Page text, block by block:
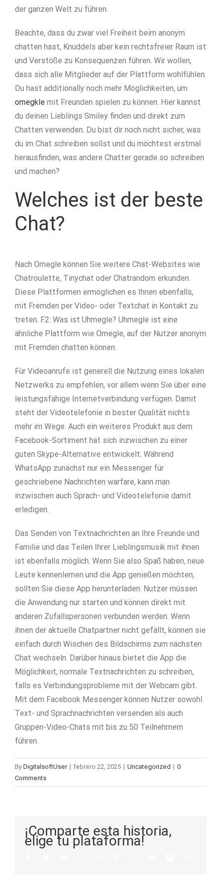
der ganzen Welt zu führen.
Beachte, dass du zwar viel Freiheit beim anonym
chatten hast, Knuddels aber kein rechtsfreier Raum ist
und Verstöße zu Konsequenzen führen. Wir wollen,
dass sich alle Mitglieder auf der Plattform wohlfühlen.
Du hast additionally noch mehr Möglichkeiten, um
omegkle mit Freunden spielen zu können. Hier kannst
du deinen Lieblings Smiley finden und direkt zum
Chatten verwenden. Du bist dir noch nicht sicher, was
du im Chat schreiben sollst und du möchtest erstmal
herausfinden, was andere Chatter gerade so schreiben
und machen?
Welches ist der beste
Chat?
Nach Omegle können Sie weitere Chat-Websites wie
Chatroulette, Tinychat oder Chatrandom erkunden.
Diese Plattformen ermöglichen es Ihnen ebenfalls,
mit Fremden per Video- oder Textchat in Kontakt zu
treten. F2: Was ist Uhmegle? Uhmegle ist eine
ähnliche Plattform wie Omegle, auf der Nutzer anonym
mit Fremden chatten können.
Für Videoanrufe ist generell die Nutzung eines lokalen
Netzwerks zu empfehlen, vor allem wenn Sie über eine
leistungsfähige Internetverbindung verfügen. Damit
steht der Videotelefonie in bester Qualität nichts
mehr im Wege. Auch ein weiteres Produkt aus dem
Facebook-Sortiment hat sich inzwischen zu einer
guten Skype-Alternative entwickelt. Während
WhatsApp zunächst nur ein Messenger für
geschriebene Nachrichten warfare, kann man
inzwischen auch Sprach- und Videotelefonie damit
erledigen.
Das Senden von Textnachrichten an Ihre Freunde und
Familie und das Teilen Ihrer Lieblingsmusik mit ihnen
ist ebenfalls möglich. Wenn Sie also Spaß haben, neue
Leute kennenlernen und die App genießen möchten,
sollten Sie diese App herunterladen. Nutzer müssen
die Anwendung nur starten und können direkt mit
anderen Zufallspersonen verbunden werden. Wenn
ihnen der aktuelle Chatpartner nicht gefällt, können sie
einfach durch Wischen des Bildschirms zum nächsten
Chat wechseln. Darüber hinaus bietet die App die
Möglichkeit, normale Textnachrichten zu schreiben,
falls es Verbindungsprobleme mit der Webcam gibt.
Mit dem Facebook Messenger können Nutzer sowohl
Text- und Sprachnachrichten versenden als auch
Gruppen-Video-Chats mit bis zu 50 Teilnehmern
führen.
By DigitalsoftUser | febrero 22, 2025 | Uncategorized | 0
Comments
¡Comparte esta historia,
elige tu plataforma!